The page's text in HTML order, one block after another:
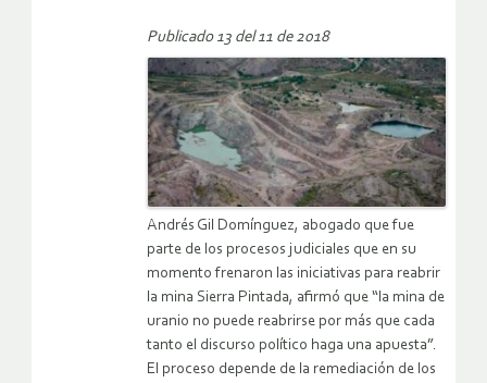
Publicado 13 del 11 de 2018
Andrés Gil Domínguez, abogado que fue
parte de los procesos judiciales que en su
momento frenaron las iniciativas para reabrir
la mina Sierra Pintada, afirmó que “la mina de
uranio no puede reabrirse por más que cada
tanto el discurso político haga una apuesta”.
El proceso depende de la remediación de los